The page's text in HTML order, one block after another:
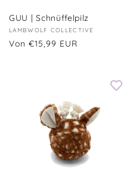
GUU | Schnüffelpilz
Anbieter:
LAMBWOLF COLLECTIVE
Normaler
Von €15,99 EUR